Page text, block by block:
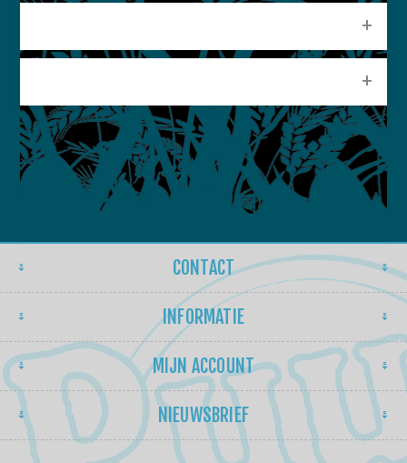
CONTACT
INFORMATIE
MIJN ACCOUNT
NIEUWSBRIEF